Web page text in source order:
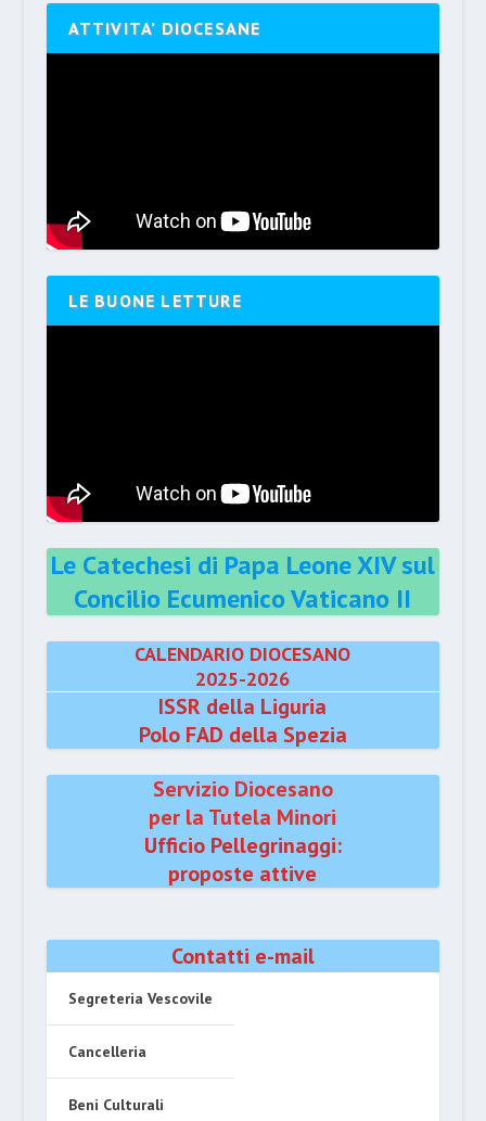
ATTIVITA’ DIOCESANE
LE BUONE LETTURE
Le Catechesi di Papa Leone XIV sul
Concilio Ecumenico Vaticano II
CALENDARIO DIOCESANO
2025-2026
ISSR della Liguria
Polo FAD della Spezia
Servizio Diocesano
per la Tutela Minori
Ufficio Pellegrinaggi:
proposte attive
Contatti e-mail
Segreteria Vescovile
Cancelleria
Beni Culturali